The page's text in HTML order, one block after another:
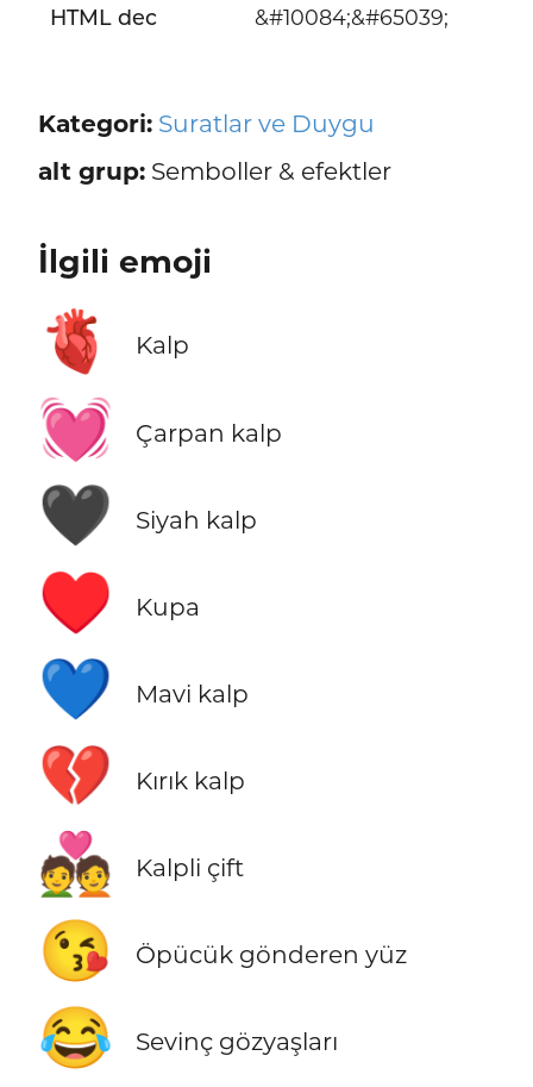
HTML dec &#10084;&#65039;
Kategori: Suratlar ve Duygu
alt grup:Semboller & efektler
İlgili emoji
🫀 Kalp
💓 Çarpan kalp
🖤 Siyah kalp
♥️ Kupa
💙 Mavi kalp
💔 Kırık kalp
💑 Kalpli çift
😘 Öpücük gönderen yüz
😂 Sevinç gözyaşları